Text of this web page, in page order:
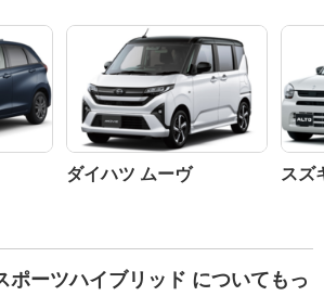
ダイハツ ムーヴ スズ
ポーツハイブリッド についてもっ